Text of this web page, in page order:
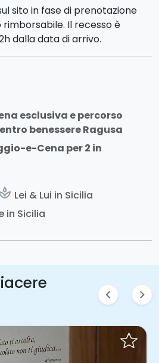
sito in fase di prenotazione
rimborsabile. Il recesso è
dalla data di arrivo.
esclusiva e percorso
benessere Ragusa
e-Cena per 2 in
Lei & Lui in Sicilia
in Sicilia
chevron_left chevron_right